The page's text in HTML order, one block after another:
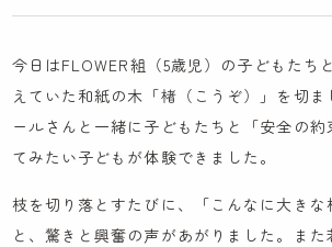
木とのふれあい
イスラエル研修記
ケンパの採用
法人概要
今日はFLOWER組（5歳児）の子どもたち
えていた和紙の木「楮（こうぞ）」を切
ールさんと一緒に子どもたちと「安全の約
てみたい子どもが体験できました。
枝を切り落とすたびに、「こんなに大きな
と、驚きと興奮の声があがりました。ま